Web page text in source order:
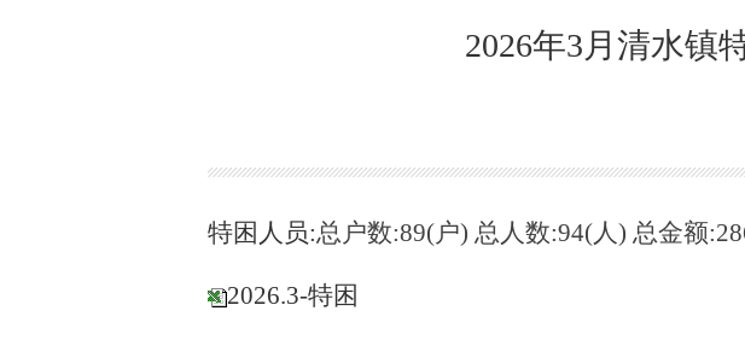
2026年3月清水镇
特困人员:总户数:89(户) 总人数:94(人) 总金额
2026.3-特困